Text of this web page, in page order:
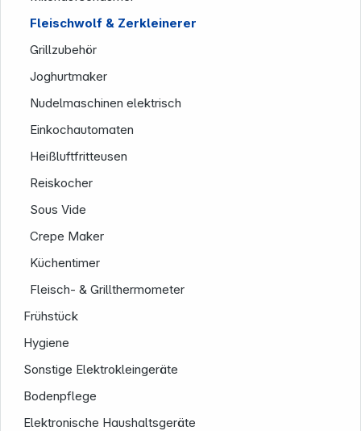
Fleischwolf & Zerkleinerer
Grillzubehör
Joghurtmaker
Nudelmaschinen elektrisch
Einkochautomaten
Heißluftfritteusen
Reiskocher
Sous Vide
Crepe Maker
Küchentimer
Fleisch- & Grillthermometer
Frühstück
Hygiene
Sonstige Elektrokleingeräte
Bodenpflege
Elektronische Haushaltsgeräte
Informationen